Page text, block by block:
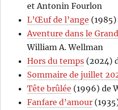
et Antonin Fourlon
L’Œuf de l’ange
Aventure dans le
William A. Wellman
Hors du temps (2024)
Sommaire de juillet
Tête brûlée (1996) de
Fanfare d’amour